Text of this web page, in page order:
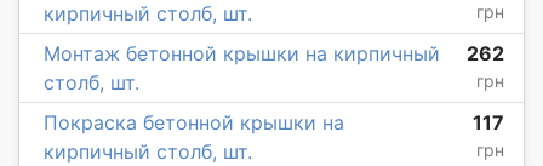
кирпичный столб, шт.
грн
Монтаж бетонной крышки на кирпичный
столб, шт.
262
грн
Покраска бетонной крышки на
кирпичный столб, шт.
117
грн